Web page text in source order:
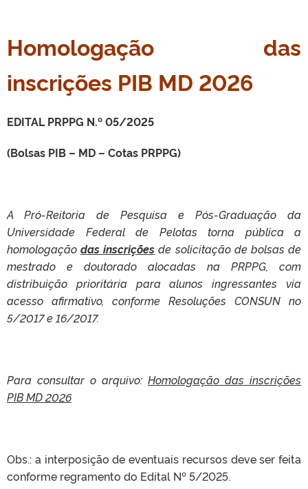
Homologação das
inscrições PIB MD 2026
EDITAL PRPPG N.º 05/2025
(Bolsas PIB – MD – Cotas PRPPG)
A Pró-Reitoria de Pesquisa e Pós-Graduação da
Universidade Federal de Pelotas torna pública a
homologaçãodas inscrições de solicitação de bolsas de
mestrado e doutorado alocadas na PRPPG, com
distribuição prioritária para alunos ingressantes via
acesso afirmativo, conforme Resoluções CONSUN no
5/2017 e 16/2017.
Para consultar o arquivo: Homologação das inscrições
PIB MD 2026
Obs.: a interposição de eventuais recursos deve ser feita
conforme regramento do Edital Nº 5/2025.